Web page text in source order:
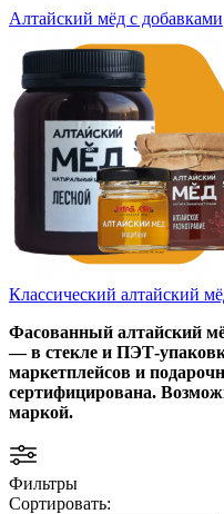
Алтайский мёд с добавками
Классический алтайский
Фасованный алтайский
— в стекле и ПЭТ-
маркетплейсов и
сертифицирована.
маркой.
Фильтры
Сортировать: